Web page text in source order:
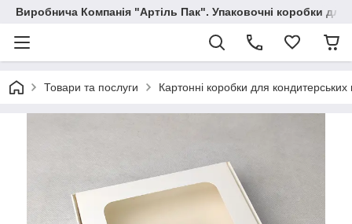
Виробнича Компанія "Артіль Пак". Упаковочні коробки для
Товари та послуги Картонні коробки для кондитерських